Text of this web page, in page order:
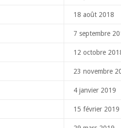
18 août 2018
7 septembre
12 octobre
23 novembre
4 janvier 2019
15 février 2019